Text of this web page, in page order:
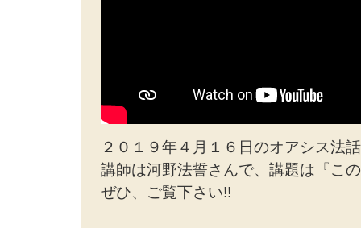
２０１９年４月１６日のオアシス法
講師は河野法誓さんで、講題は『こ
ぜひ、ご覧下さい!!